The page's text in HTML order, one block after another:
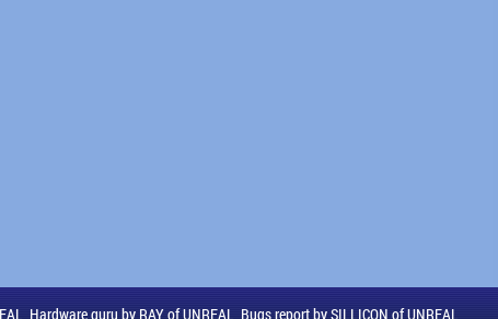
Hardware guru by RAY of UNREAL, Bugs report by SILLICON of UNREAL